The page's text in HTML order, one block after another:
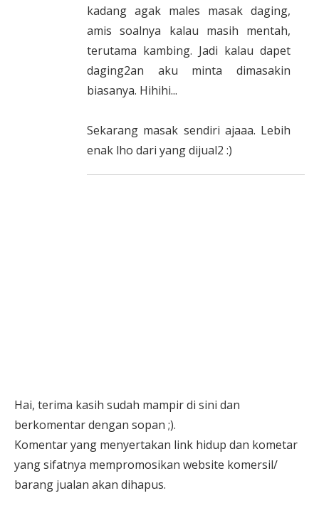
kadang agak males masak daging,
amis soalnya kalau masih mentah,
terutama kambing. Jadi kalau dapet
daging2an aku minta dimasakin
biasanya. Hihihi...
Sekarang masak sendiri ajaaa. Lebih
enak lho dari yang dijual2 :)
Hai, terima kasih sudah mampir di sini dan
berkomentar dengan sopan ;).
Komentar yang menyertakan link hidup dan kometar
yang sifatnya mempromosikan website komersil/
barang jualan akan dihapus.